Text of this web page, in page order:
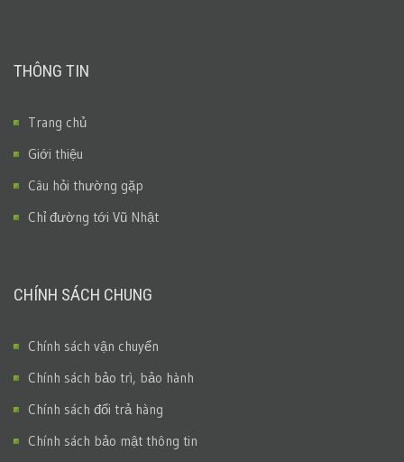
THÔNG TIN
Trang chủ
Giới thiệu
Câu hỏi thường gặp
Chỉ đường tới Vũ Nhật
CHÍNH SÁCH CHUNG
Chính sách vận chuyển
Chính sách bảo trì, bảo hành
Chính sách đổi trả hàng
Chính sách bảo mật thông tin